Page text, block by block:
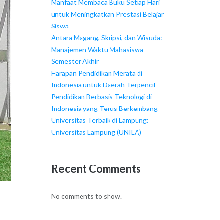
Manfaat Membaca Buku Setiap Hari
untuk Meningkatkan Prestasi Belajar
Siswa
Antara Magang, Skripsi, dan Wisuda:
Manajemen Waktu Mahasiswa
Semester Akhir
Harapan Pendidikan Merata di
Indonesia untuk Daerah Terpencil
Pendidikan Berbasis Teknologi di
Indonesia yang Terus Berkembang
Universitas Terbaik di Lampung:
Universitas Lampung (UNILA)
Recent Comments
No comments to show.